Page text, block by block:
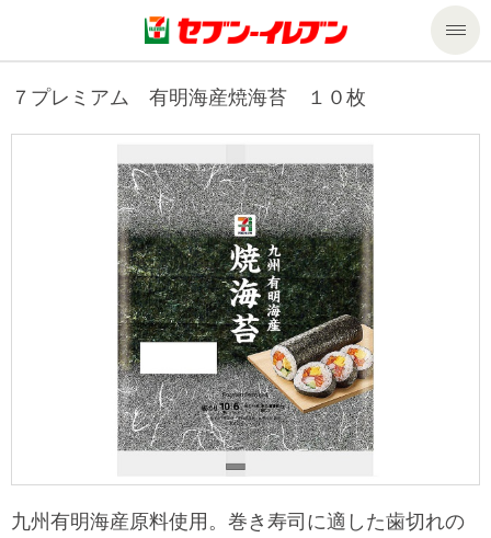
商品のご案内
商品カテゴリ一覧
セブンプレミアム
ギフト
サービストップ
nanacoトップ
マルチコピー機でできること
マルチコピー機でできることトップ
コピー
宅配便
チケットサービス
企業情報トップ
ニュースリリース
企業理念
私たちの取組み
サステナビリティ
セブン＆アイ・ホールディングスの重点課題
７プレミアム 有明海産焼海苔 １０枚
九州有明海産原料使用。巻き寿司に適した歯切れの